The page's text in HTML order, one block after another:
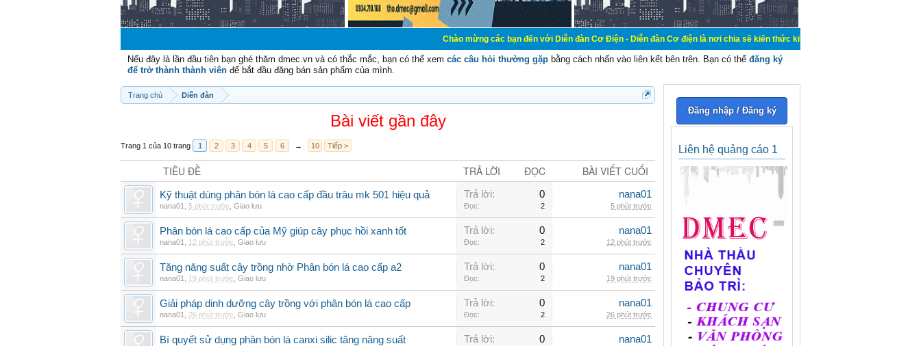
Chào mừng các bạn đến với Diễn đàn Cơ Điện - Diễn đàn Cơ điện là nơi chia sẽ kiến thức kinh nghiệm trong lãnh vực cơ điện, mua
Nếu đây là lần đầu tiên bạn ghé thăm dmec.vn và có thắc mắc, bạn có thể xem các câu hỏi thường gặp bằng cách nhấn vào liên kết bên trên. Bạn có thể đăng ký
để trở thành thành viên để bắt đầu đăng bán sản phẩm của mình.
Trang chủ Diễn đàn
Bài viết gần đây
Trang 1 của 10 trang 1 2 3 4 5 6 → 10 Tiếp >
TIÊU ĐỀ TRẢ LỜI ĐỌC BÀI VIẾT CUỐI
Kỹ thuật dùng phân bón lá cao cấp đầu trâu mk 501 hiệu quả
nana01 5 phút trước Giao lưu
Trả lời: 0
Đọc: 2
nana01
5 phút trước
Phân bón lá cao cấp của Mỹ giúp cây phục hồi xanh tốt
nana01 12 phút trước Giao lưu
Trả lời: 0
Đọc: 2
nana01
12 phút trước
Tăng năng suất cây trồng nhờ Phân bón lá cao cấp a2
nana01 19 phút trước Giao lưu
Trả lời: 0
Đọc: 2
nana01
19 phút trước
Giải pháp dinh dưỡng cây trồng với phân bón lá cao cấp
nana01 26 phút trước Giao lưu
Trả lời: 0
Đọc: 2
nana01
26 phút trước
Bí quyết sử dụng phân bón lá canxi silic tăng năng suất Trả lời: 0 nana01
Đăng nhập / Đăng ký
Liên hệ quảng cáo 1